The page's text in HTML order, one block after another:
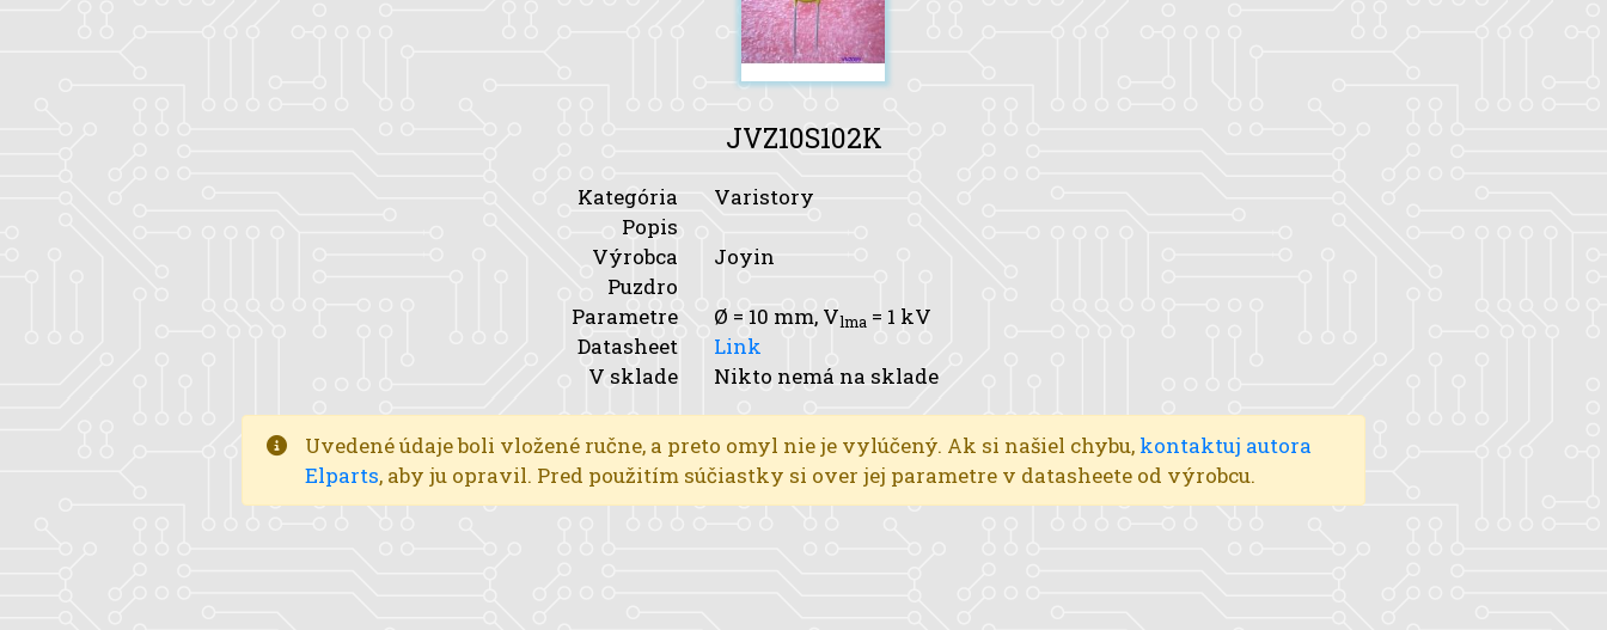
JVZ10S102K
Kategória
Varistory
Popis
Výrobca
Joyin
Puzdro
Parametre
Ø = 10 mm, Vlma = 1 kV
Datasheet
Link
V sklade
Nikto nemá na sklade
Uvedené údaje boli vložené ručne, a preto omyl nie je vylúčený. Ak si našiel chybu, kontaktuj autora
Elparts, aby ju opravil. Pred použitím súčiastky si over jej parametre v datasheete od výrobcu.